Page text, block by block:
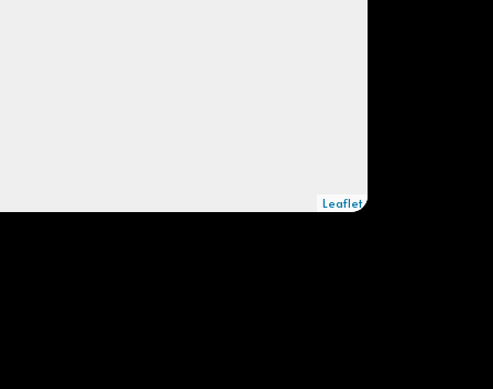
Leaflet